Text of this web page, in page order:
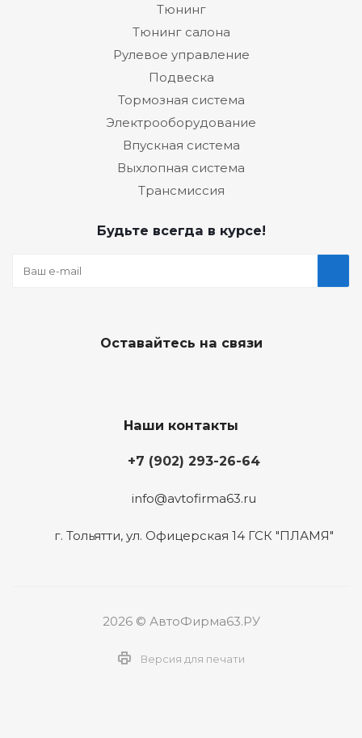
Тюнинг
Тюнинг салона
Рулевое управление
Подвеска
Тормозная система
Электрооборудование
Впускная система
Выхлопная система
Трансмиссия
Будьте всегда в курсе!
Оставайтесь на связи
Наши контакты
+7 (902) 293-26-64
info@avtofirma63.ru
г. Тольятти, ул. Офицерская 14 ГСК "ПЛАМЯ"
2026 © АвтоФирма63.РУ
Версия для печати